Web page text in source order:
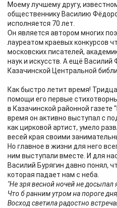
Моему лучшему другу,
общественнику Василию
исполняется 70 лет.
Он является автором многих
лауреатом краевых конкурсов
московских писателей,
наук и искусств. А ещё
Казачинской Центральной
Как быстро летит время!
помощи его первые
в Казачинской районной
время он активно выступал с
как цирковой артист, умело
весей края своими
Но главное в жизни для него
ним выступали вместе. И для
Василий Бурягин давно понял,
которая падает нам с неба.
"Не зря весной ночей не досыпал
Что б ранним утром на пороге
Восход светила радостно